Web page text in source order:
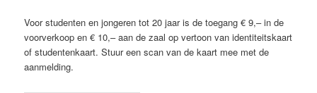
Voor studenten en jongeren tot 20 jaar is de toegang € 9,– in de
voorverkoop en € 10,– aan de zaal op vertoon van identiteitskaart
of studentenkaart. Stuur een scan van de kaart mee met de
aanmelding.